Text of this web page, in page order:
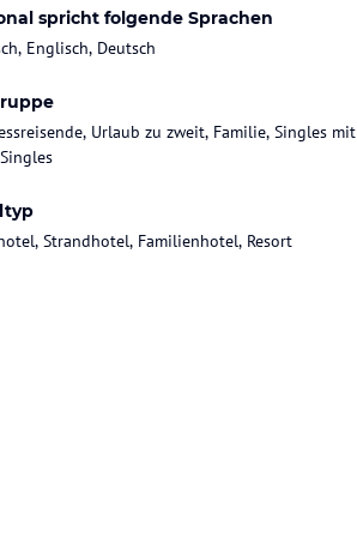
spricht folgende Sprachen
Englisch, Deutsch
Urlaub zu zweit, Familie, Singles mit
Strandhotel, Familienhotel, Resort